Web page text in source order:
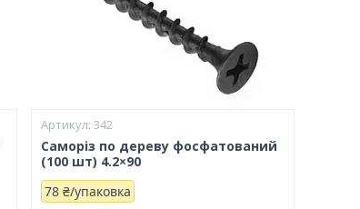
342
Саморіз по дереву фосфатований
(100 шт) 4.2×90
78 ₴/упаковка